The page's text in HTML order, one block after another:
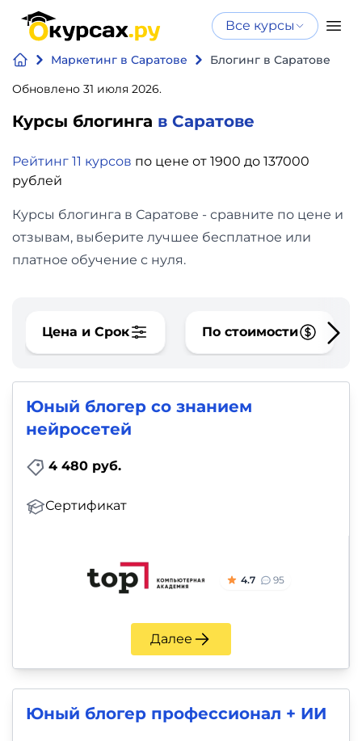
Все курсы
Маркетинг в Саратове
Блогинг в Саратове
Обновлено 31 июля 2026.
Курсы блогинга в Саратове
Рейтинг 11 курсов по цене от 1900 до 137000
рублей
Курсы блогинга в Саратове - сравните по цене и
отзывам, выберите лучшее бесплатное или
платное обучение с нуля.
Цена и Срок По стоимости
Юный блогер со знанием
нейросетей
4 480 руб.
Сертификат
4.7 95
Далее
Юный блогер профессионал + ИИ
Нейросеть
Программирование
Бизнес
и
финансы
Дизайн
Видео,
Маркетинг
Иностранный
язык
детей
здоровье,
фитнес
Психология
Курсы по
искусственному
Курсы по нейросетям